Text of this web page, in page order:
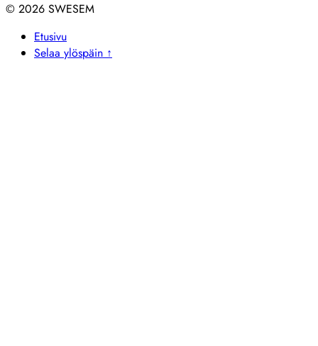
© 2026
Etusivu
Selaa ylöspäin ↑